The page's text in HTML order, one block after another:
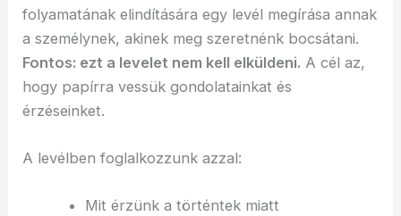
folyamatának elindítására egy levél megírása annak
a személynek, akinek meg szeretnénk bocsátani.
Fontos: ezt a levelet nem kell elküldeni. A cél az,
hogy papírra vessük gondolatainkat és
érzéseinket.
A levélben foglalkozzunk azzal:
Mit érzünk a történtek miatt